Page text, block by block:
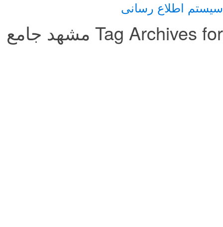
سیستم اطلاع رسانی
Tag Archives for مشهد جامع